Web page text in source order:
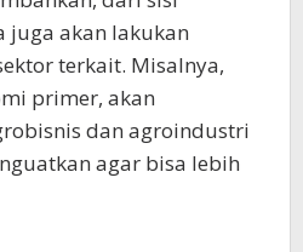
juga akan lakukan
terkait. Misalnya,
primer, akan
dan agroindustri
agar bisa lebih